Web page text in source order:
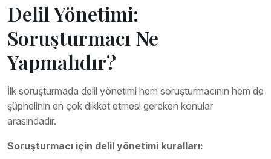
Delil Yönetimi:
Soruşturmacı Ne
Yapmalıdır?
İlk soruşturmada delil yönetimi hem soruşturmacının hem de
şüphelinin en çok dikkat etmesi gereken konular
arasındadır.
Soruşturmacı için delil yönetimi kuralları: